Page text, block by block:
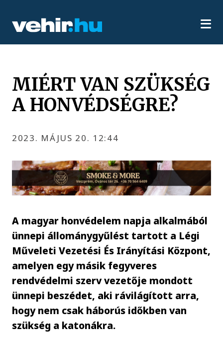
MIÉRT VAN SZÜKSÉG
A HONVÉDSÉGRE?
2023. MÁJUS 20. 12:44
A magyar honvédelem napja alkalmából
ünnepi állománygyűlést tartott a Légi
Műveleti Vezetési És Irányítási Központ,
amelyen egy másik fegyveres
rendvédelmi szerv vezetője mondott
ünnepi beszédet, aki rávilágított arra,
hogy nem csak háborús időkben van
szükség a katonákra.